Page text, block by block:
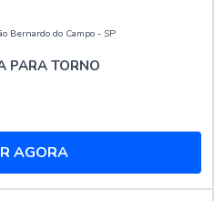
Bernardo do Campo - SP
PARA TORNO
AGORA